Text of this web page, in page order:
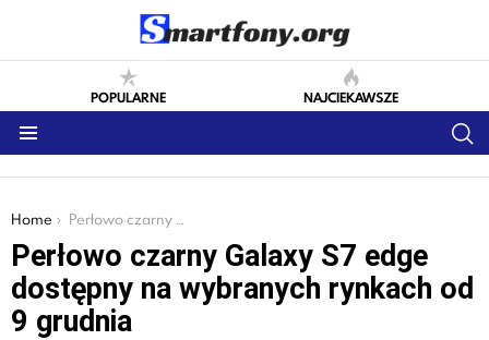
POPULARNE NAJCIEKAWSZE
You are here:
Home Perłowo czarny Galaxy S7 edge dostępny na wybranych rynkach od 9 grudnia
Perłowo czarny Galaxy S7 edge
dostępny na wybranych rynkach od
9 grudnia